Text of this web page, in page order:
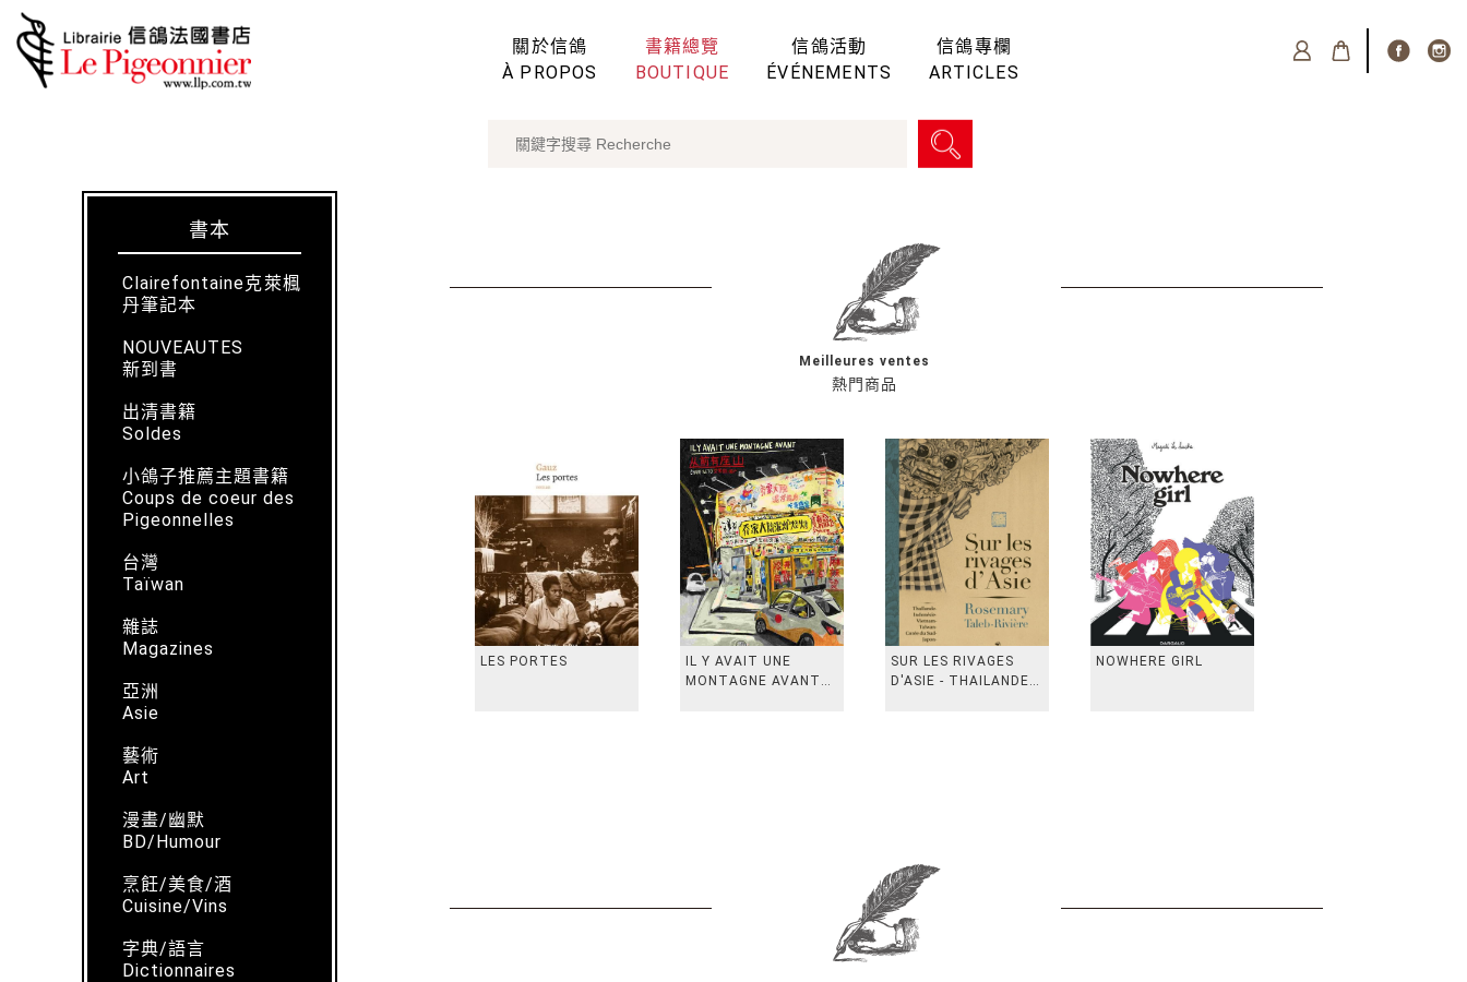
關於信鴿
À PROPOS
書籍總覽
BOUTIQUE
信鴿活動
ÉVÉNEMENTS
信鴿專欄
ARTICLES
書本
Clairefontaine克萊楓
丹筆記本
NOUVEAUTES
新到書
出清書籍
Soldes
小鴿子推薦主題書籍
Coups de coeur des
Pigeonnelles
台灣
Taïwan
雜誌
Magazines
亞洲
Asie
藝術
Art
漫畫/幽默
BD/Humour
烹飪/美食/酒
Cuisine/Vins
字典/語言
Dictionnaires
熱門商品
Meilleures ventes
LES PORTES
IL Y AVAIT UNE
MONTAGNE AVANT
SUR LES RIVAGES
D'ASIE - THAILANDE,
NOWHERE GIRL